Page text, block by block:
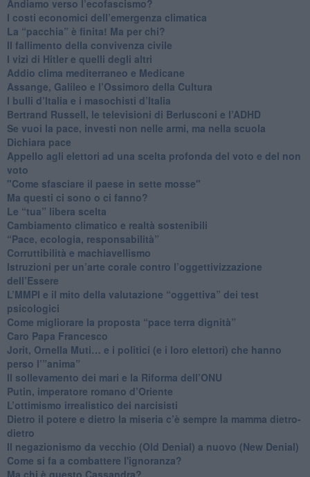
Andiamo verso l’ecofascismo?
I costi economici dell’emergenza climatica
​La “pacchia” è finita! Ma per chi?
​Il fallimento della convivenza civile
​I vizi di Hitler e quelli degli altri
Addio clima mediterraneo e Medicane
​Assange, Galileo e l’Ossimoro della Cultura
​I bulli d’Italia e i masochisti d’Italia
​Bertrand Russell, le televisioni di Berlusconi e l’ADHD
​Se vuoi la pace, investi non nelle armi, ma nella scuola
​Dichiara pace
​Appello agli elettori ad una scelta profonda del voto e del non
voto
"Come sfasciare il paese in sette mosse"
​Ma questi ci sono o ci fanno?
​Le “tua” libera scelta
Cambiamento climatico e realtà sostenibili
“Pace, ecologia, responsabilità”
​Corruttibilità e machiavellismo
Istruzioni per un’arte corale contro l’oggettivizzazione
dell’Essere
​L’MMPI e il mito della valutazione “oggettiva” dei test
psicologici
Come migliorare la proposta “pace terra dignità”
Caro Papa Francesco
​Jorit, Ornella Muti… e i politici (e i loro elettori) che hanno
perso l’”anima”
​Il sollevamento dei mari e la Riforma dell’ONU
Putin, imperatore romano d’Oriente
​L’ottimismo irrealistico dei narcisisti
​Dietro il potere e dietro la miseria c’è sempre la mamma dietro-
dietro
Il negazionismo da vecchio (Old Denial) a nuovo (New Denial)
Come si fa a combattere l'ignoranza?
Ma chi è questo Cassandra?